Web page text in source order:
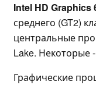
Intel HD Graphics
среднего (GT2)
центральные
Lake. Некоторые
Графические